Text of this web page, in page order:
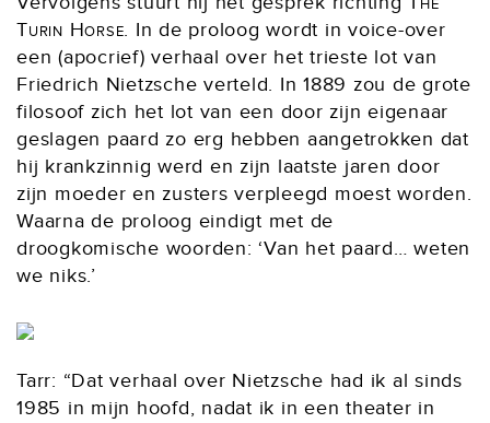
Turin Horse. In de proloog wordt in voice-over
een (apocrief) verhaal over het trieste lot van
Friedrich Nietzsche verteld. In 1889 zou de grote
filosoof zich het lot van een door zijn eigenaar
geslagen paard zo erg hebben aangetrokken dat
hij krankzinnig werd en zijn laatste jaren door
zijn moeder en zusters verpleegd moest worden.
Waarna de proloog eindigt met de
droogkomische woorden: ‘Van het paard… weten
we niks.’
Tarr: “Dat verhaal over Nietzsche had ik al sinds
1985 in mijn hoofd, nadat ik in een theater in